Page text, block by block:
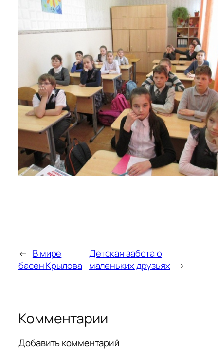
← В мире
басен Крылова
Детская забота о
маленьких друзьях →
Комментарии
Добавить комментарий